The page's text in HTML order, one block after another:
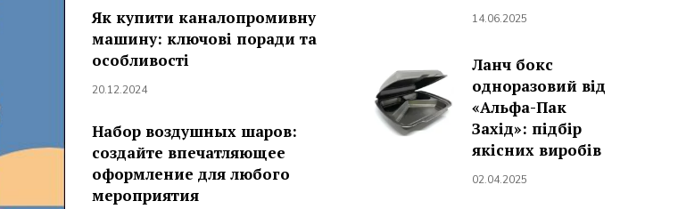
Як купити каналопромивну
машину: ключові поради та
особливості
20.12.2024
Набор воздушных шаров:
создайте впечатляющее
оформление для любого
мероприятия
14.06.2025
Ланч бокс
одноразовий від
«Альфа-Пак
Захід»: підбір
якісних виробів
02.04.2025